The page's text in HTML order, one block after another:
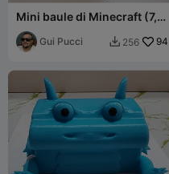
Mini baule di Minecraft (7,5
cm) – Remix NO AMS
Gui Pucci  256 94